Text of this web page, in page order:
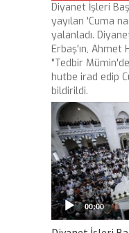
Diyanet İşleri
yayılan 'Cuma
yalanladı.
Erbaş'ın, Ahmet
"Tedbir
hutbe irad edip
bildirildi.
Video
Player
00:00